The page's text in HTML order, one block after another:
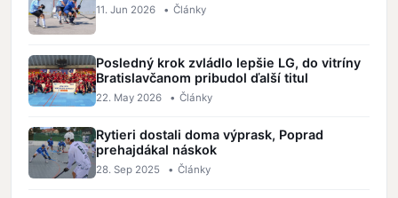
11. Jun 2026 • Články
Posledný krok zvládlo lepšie LG, do vitríny
Bratislavčanom pribudol ďalší titul
22. May 2026 • Články
Rytieri dostali doma výprask, Poprad
prehajdákal náskok
28. Sep 2025 • Články